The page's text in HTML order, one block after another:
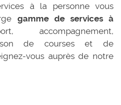
à la personne vous
gamme de services à
accompagnement,
de courses et de
vous auprès de notre